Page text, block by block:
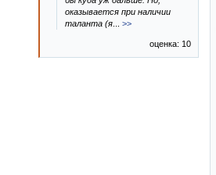
оказывается при наличии
таланта (я
>>
оценка: 10